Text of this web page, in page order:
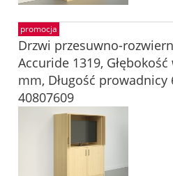
Drzwi przesuwno-
Accuride 1319,
mm, Długość prowadnicy
40807609
promocja